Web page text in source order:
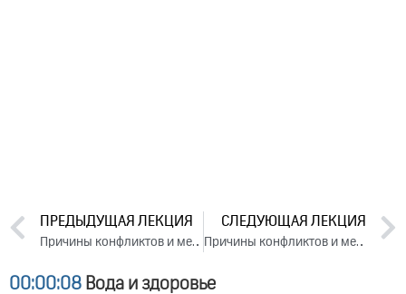
ПРЕДЫДУЩАЯ ЛЕКЦИЯ
Причины конфликтов и методы их устранения. День 2. Часть 2 (2024)
СЛЕДУЮЩАЯ ЛЕКЦИЯ
Причины конфликтов и методы их устранения. День 3. Часть 2 (2024)
00:00:08 Вода и здоровье